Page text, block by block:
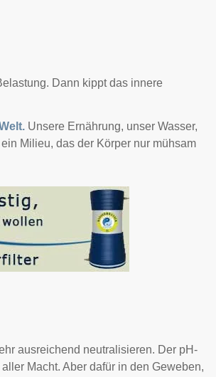
Dann kippt das innere
Unsere Ernährung, unser Wasser,
Milieu, das der Körper nur mühsam
ausreichend neutralisieren. Der pH-
Macht. Aber dafür in den Geweben,